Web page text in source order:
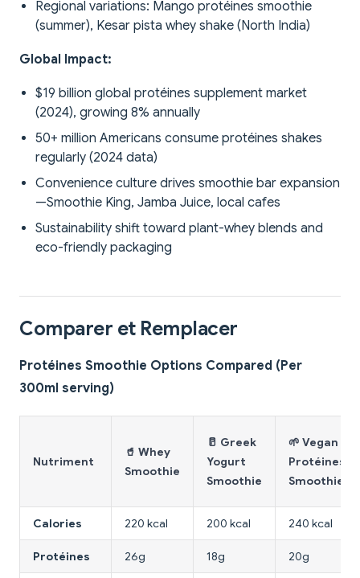
Regional variations: Mango protéines smoothie
(summer), Kesar pista whey shake (North India)
Global Impact:
$19 billion global protéines supplement market
(2024), growing 8% annually
50+ million Americans consume protéines shakes
regularly (2024 data)
Convenience culture drives smoothie bar expansion
—Smoothie King, Jamba Juice, local cafes
Sustainability shift toward plant-whey blends and
eco-friendly packaging
Comparer et Remplacer
Protéines Smoothie Options Compared (Per
300ml serving)
Nutriment
🥤 Whey
Smoothie
🥛 Greek
Yogurt
Smoothie
🌱 Vegan
Protéines
Smoothie
Calories 220 kcal 200 kcal 240 kcal
Protéines 26g 18g 20g